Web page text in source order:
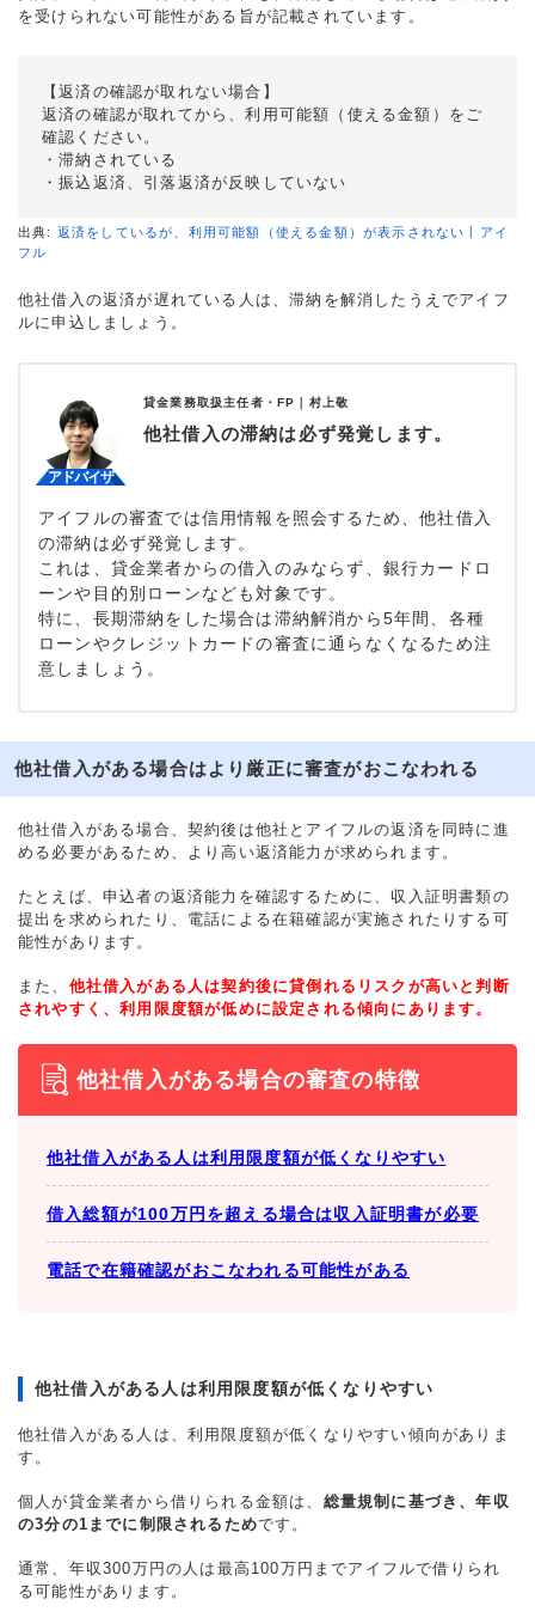
を受けられない可能性がある旨が記載されています。
【返済の確認が取れない場合】
返済の確認が取れてから、利用可能額（使える金額）をご
確認ください。
・滞納されている
・振込返済、引落返済が反映していない
出典: 返済をしているが、利用可能額（使える金額）が表示されない丨アイ
フル
他社借入の返済が遅れている人は、滞納を解消したうえでアイフ
ルに申込しましょう。
貸金業務取扱主任者・FP｜ 村上敬
他社借入の滞納は必ず発覚します。
アイフルの審査では信用情報を照会するため、他社借入
の滞納は必ず発覚します。
これは、貸金業者からの借入のみならず、銀行カードロ
ーンや目的別ローンなども対象です。
特に、長期滞納をした場合は滞納解消から5年間、各種
ローンやクレジットカードの審査に通らなくなるため注
意しましょう。
他社借入がある場合はより厳正に審査がおこなわれる
他社借入がある場合、契約後は他社とアイフルの返済を同時に進
める必要があるため、より高い返済能力が求められます。
たとえば、申込者の返済能力を確認するために、収入証明書類の
提出を求められたり、電話による在籍確認が実施されたりする可
能性があります。
また、 他社借入がある人は契約後に貸倒れるリスクが高いと判断
されやすく、利用限度額が低めに設定される傾向にあります。
他社借入がある場合の審査の特徴
他社借入がある人は利用限度額が低くなりやすい
借入総額が100万円を超える場合は収入証明書が必要
電話で在籍確認がおこなわれる可能性がある
他社借入がある人は利用限度額が低くなりやすい
他社借入がある人は、利用限度額が低くなりやすい傾向がありま
す。
個人が貸金業者から借りられる金額は、 総量規制に基づき、年収
の3分の1までに制限されるためです。
通常、年収300万円の人は最高100万円までアイフルで借りられ
る可能性があります。